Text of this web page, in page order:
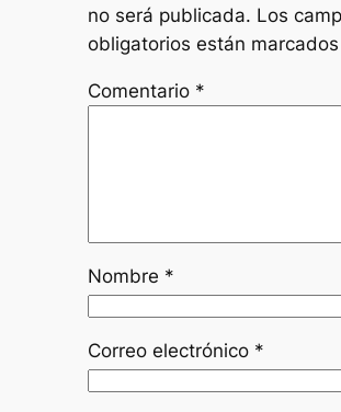
no será publicada. Los
obligatorios están
Comentario *
Nombre *
Correo electrónico *